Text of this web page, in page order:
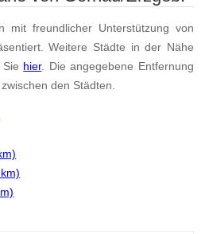
mit freundlicher Unterstützung von
Weitere Städte in der Nähe
hier. Die angegebene Entfernung
den Städten.